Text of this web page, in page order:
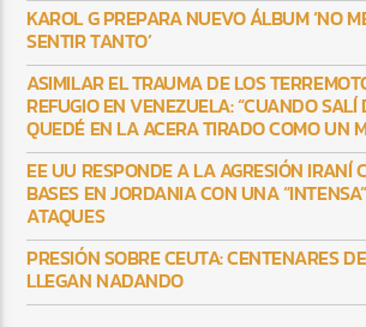
KAROL G PREPARA NUEVO ÁLBUM ‘NO
SENTIR TANTO’
ASIMILAR EL TRAUMA DE LOS
REFUGIO EN VENEZUELA: “CUANDO SALÍ
QUEDÉ EN LA ACERA TIRADO COMO UN
EE UU RESPONDE A LA AGRESIÓN IRANÍ
BASES EN JORDANIA CON UNA
ATAQUES
PRESIÓN SOBRE CEUTA: CENTENARES
LLEGAN NADANDO